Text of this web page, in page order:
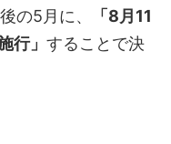
の5月に、
「8月11
行」 することで決